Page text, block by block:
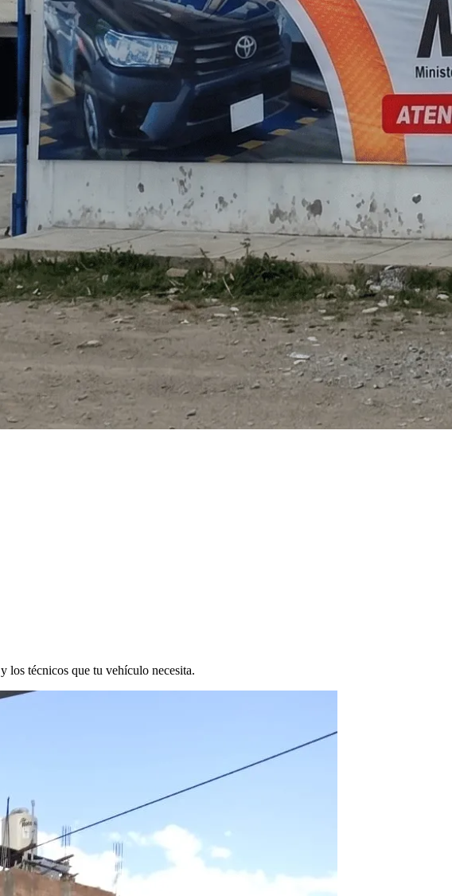
y los técnicos que tu vehículo necesita.